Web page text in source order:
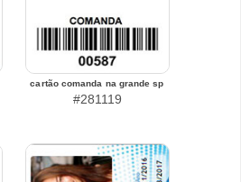
cartão comanda na grande sp
#281119